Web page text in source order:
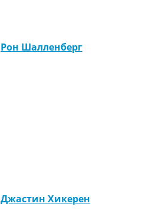
Рон Шалленберг
Джастин Хикерен